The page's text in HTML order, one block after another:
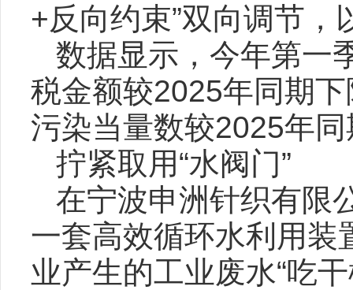
+反向约束”双向调节，
数据显示，今年第一
税金额较2025年同期
污染当量数较2025年
拧紧取用“水阀门”
在宁波申洲针织有限
一套高效循环水利用装
业产生的工业废水“吃